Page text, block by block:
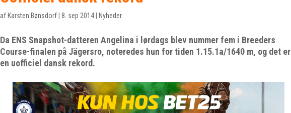
af Karsten Bønsdorf 8. sep 2014 Nyheder
Da ENS Snapshot-datteren Angelina i lørdags blev nummer fem i Breeders
Course-finalen på Jägersro, noteredes hun for tiden 1.15.1a/1640 m, og det er
en uofficiel dansk rekord.